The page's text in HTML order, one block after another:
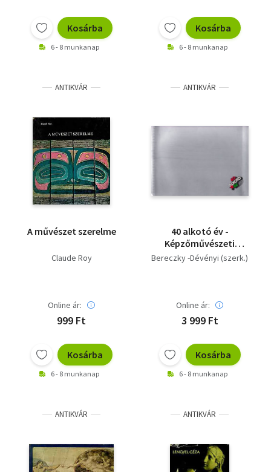
Kosárba
6 - 8 munkanap
Kosárba
6 - 8 munkanap
ANTIKVÁR
A művészet szerelme
Claude Roy
Online ár:
999 Ft
Kosárba
6 - 8 munkanap
ANTIKVÁR
40 alkotó év -
Képzőművészeti
mappa - saját fotók-1
Bereczky -Dévényi (szerk.)
Online ár:
3 999 Ft
Kosárba
6 - 8 munkanap
ANTIKVÁR ANTIKVÁR